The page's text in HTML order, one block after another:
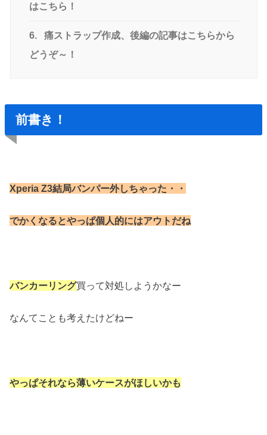
はこちら！
6.
痛ストラップ作成、後編の記事はこちらから
どうぞ～！
前書き！
Xperia Z3結局バンパー外しちゃった・・
でかくなるとやっぱ個人的にはアウトだね
バンカーリング買って対処しようかなー
なんてことも考えたけどねー
やっぱそれなら薄いケースがほしいかも